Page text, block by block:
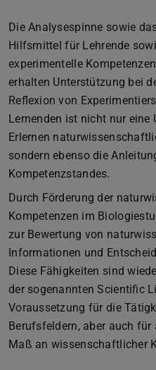
Die Analysespinne sowie
Hilfsmittel für Lehrende
experimentelle
erhalten Unterstützung bei
Reflexion von
Lernenden ist nicht nur eine
Erlernen
sondern ebenso die
Kompetenzstandes.
Durch Förderung der
Kompetenzen im
zur Bewertung von
Informationen und
Diese Fähigkeiten sind
der sogenannten Scientific
Voraussetzung für die
Berufsfeldern, aber auch für
Maß an wissenschaftlicher